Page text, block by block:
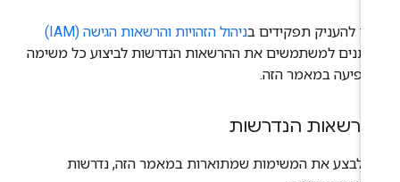
להעניק תפקידים בניהול הזהויות והרשאות הגישה (IAM)
למשתמשים את ההרשאות הנדרשות לביצוע כל משימה
במאמר הזה.
הנדרשות
לבצע את המשימות שמתוארות במאמר הזה, נדרשות